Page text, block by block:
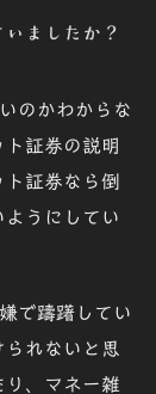
ましたか？
のかわからな
証券の説明
証券なら倒
うにしてい
で躊躇してい
れないと思
り、マネー雑